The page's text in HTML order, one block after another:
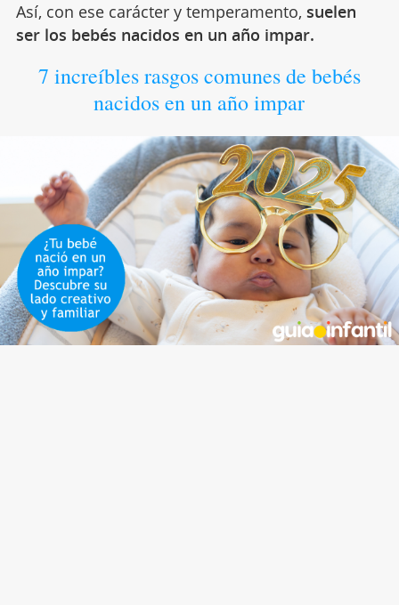
Así, con ese carácter y temperamento, suelen
ser los bebés nacidos en un año impar.
7 increíbles rasgos comunes de bebés
nacidos en un año impar